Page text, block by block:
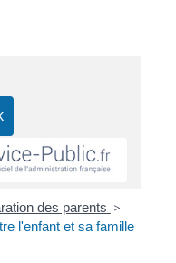
des parents >
l'enfant et sa famille